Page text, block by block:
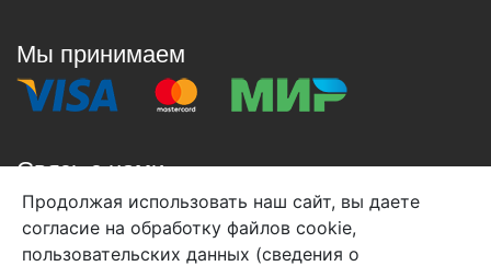
Мы принимаем
Связь с нами
+7 (495) 933-38-08
info@arben-textile.ru- оптовые продажи
Продолжая использовать наш сайт, вы даете
согласие на обработку файлов cookie,
пользовательских данных (сведения о